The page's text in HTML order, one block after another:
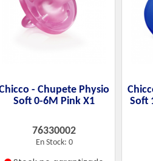
- Chupete Physio
Soft 0-6M Pink X1
76330002
En Stock: 0
Soft